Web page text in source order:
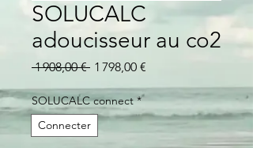
SOLUCALC
adoucisseur au co2
1 908,00 € Prix original
1 798,00 €
SOLUCALC connect *
Connecter